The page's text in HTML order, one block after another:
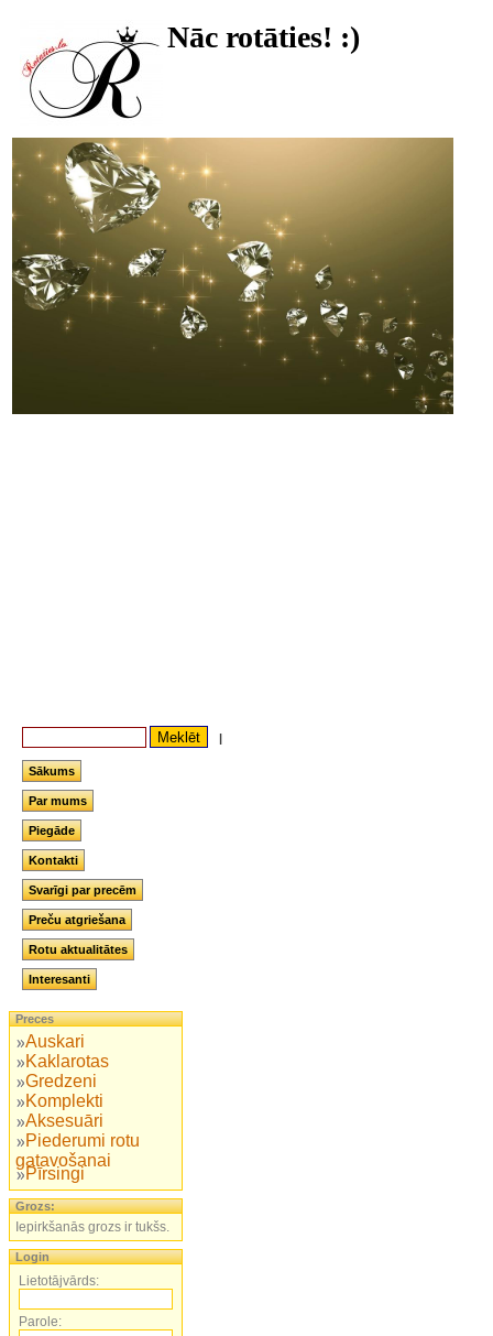
Nāc rotāties! :)
|
Sākums
Par mums
Piegāde
Kontakti
Svarīgi par precēm
Preču atgriešana
Rotu aktualitātes
Interesanti
Preces
Auskari
Kaklarotas
Gredzeni
Komplekti
Aksesuāri
Piederumi rotu
gatavošanai
Pīrsingi
Grozs:
Iepirkšanās grozs ir tukšs.
Login
Lietotājvārds:
Parole: